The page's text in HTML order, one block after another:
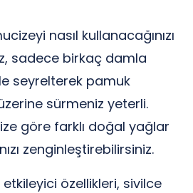
nasıl kullanacağınızı
sadece birkaç damla
seyrelterek pamuk
sürmeniz yeterli.
göre farklı doğal yağlar
zenginleştirebilirsiniz.
özellikleri, sivilce